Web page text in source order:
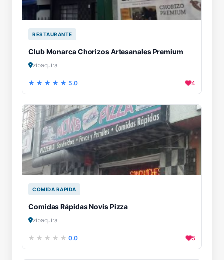
RESTAURANTE
Club Monarca Chorizos Artesanales Premium
zipaquira
5.0 4
COMIDA RAPIDA
Comidas Rápidas Novis Pizza
zipaquira
0.0 5